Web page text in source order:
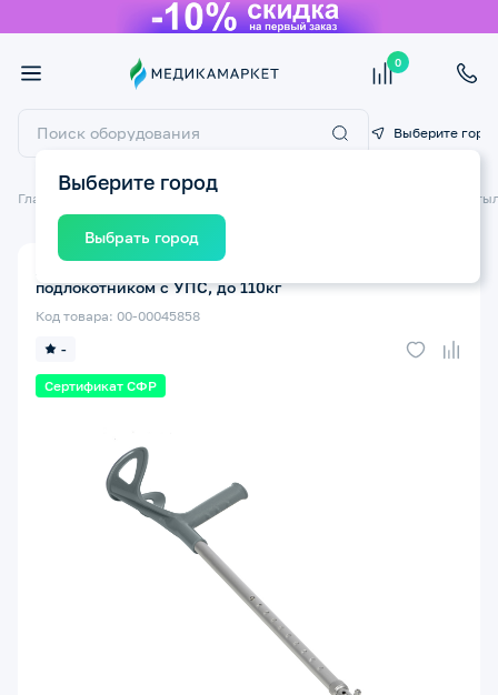
0
Выберите город
Выберите город
Выбрать город
Главная Технические средства реабилитации ТСР
Сертификат СФР
-
Код товара: 00-00045858
подлокотником с УПС, до 110кг